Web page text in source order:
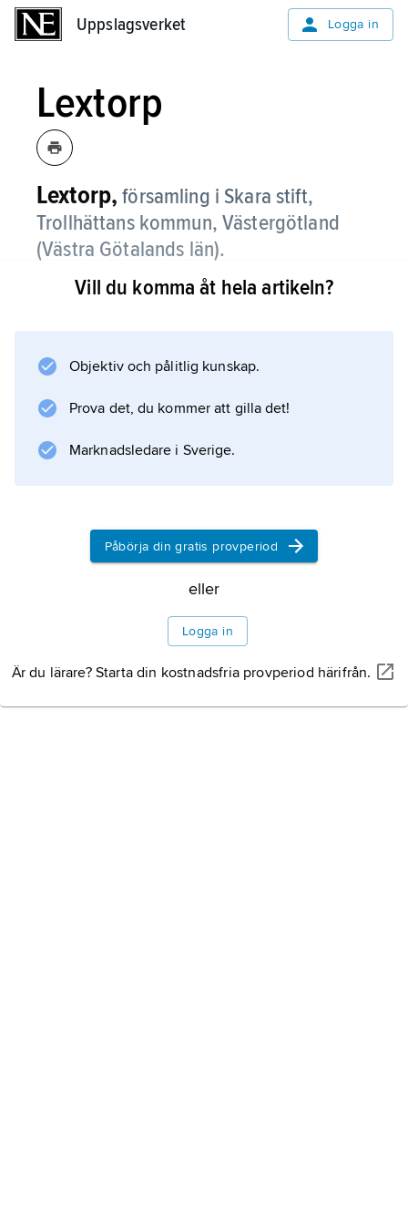
Uppslagsverket Logga in
Lextorp
Lextorp, församling i Skara stift,
Trollhättans kommun, Västergötland
(Västra Götalands län).
Lextorp bildades 1989 genom utbrytning ur
(församling).
Information om artikeln
Vill du komma åt hela artikeln?
Objektiv och pålitlig kunskap.
Prova det, du kommer att gilla det!
Marknadsledare i Sverige.
Påbörja din gratis provperiod
eller
Logga in
Är du lärare? Starta din kostnadsfria provperiod härifrån.